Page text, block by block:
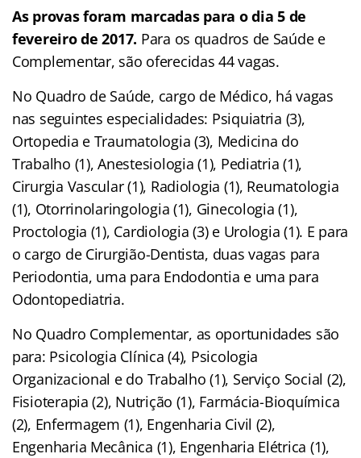
As provas foram marcadas para o dia 5 de
fevereiro de 2017. Para os quadros de Saúde e
Complementar, são oferecidas 44 vagas.
No Quadro de Saúde, cargo de Médico, há vagas
nas seguintes especialidades: Psiquiatria (3),
Ortopedia e Traumatologia (3), Medicina do
Trabalho (1), Anestesiologia (1), Pediatria (1),
Cirurgia Vascular (1), Radiologia (1), Reumatologia
(1), Otorrinolaringologia (1), Ginecologia (1),
Proctologia (1), Cardiologia (3) e Urologia (1). E para
o cargo de Cirurgião-Dentista, duas vagas para
Periodontia, uma para Endodontia e uma para
Odontopediatria.
No Quadro Complementar, as oportunidades são
para: Psicologia Clínica (4), Psicologia
Organizacional e do Trabalho (1), Serviço Social (2),
Fisioterapia (2), Nutrição (1), Farmácia-Bioquímica
(2), Enfermagem (1), Engenharia Civil (2),
Engenharia Mecânica (1), Engenharia Elétrica (1),